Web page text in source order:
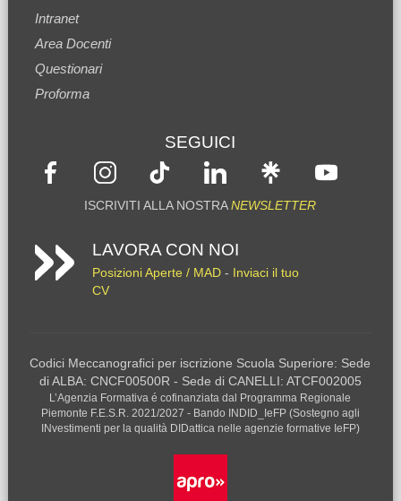
Intranet
Area Docenti
Questionari
Proforma
SEGUICI
ISCRIVITI ALLA NOSTRANEWSLETTER
LAVORA CON NOI
Posizioni Aperte / MAD-
Inviaci il tuo
CV
Codici Meccanografici per iscrizione Scuola Superiore: Sede
di ALBA: CNCF00500R - Sede di CANELLI: ATCF002005
L’Agenzia Formativa é cofinanziata dal Programma Regionale
Piemonte F.E.S.R. 2021/2027 - Bando INDID_IeFP (Sostegno agli
INvestimenti per la qualità DIDattica nelle agenzie formative IeFP)